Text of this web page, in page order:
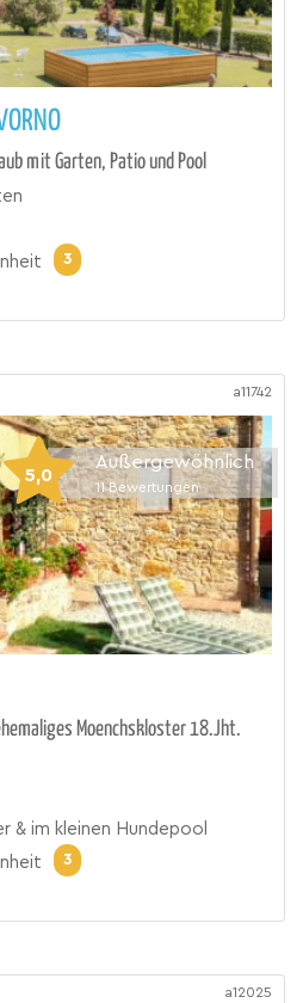
mit Garten, Patio und Pool
3
a11742
5,0
Außergewöhnlich
11 Bewertungen
Moenchskloster 18.Jht.
& im kleinen Hundepool
3
a12025